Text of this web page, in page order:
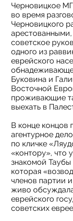
Черновицкое
во время
Черновицкого
советское
одного из
еврейского
Буковина и
Восточной
проживающие
выехать в
В конце концов
агентурное
по кличке
«контору», что
знакомой Таубы
которая
членов партии
живо
еврейского
советских